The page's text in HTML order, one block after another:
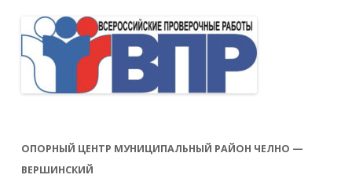
ОПОРНЫЙ ЦЕНТР МУНИЦИПАЛЬНЫЙ РАЙОН ЧЕЛНО —
ВЕРШИНСКИЙ